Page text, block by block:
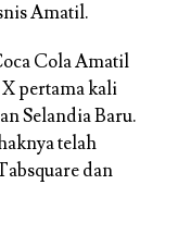
Amatil.
Cola Amatil
pertama kali
Selandia Baru.
telah
dan